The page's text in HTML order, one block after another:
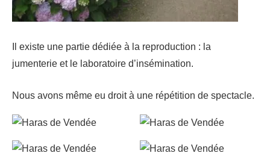
Il existe une partie dédiée à la reproduction : la
jumenterie et le laboratoire d’insémination.
Nous avons même eu droit à une répétition de spectacle.